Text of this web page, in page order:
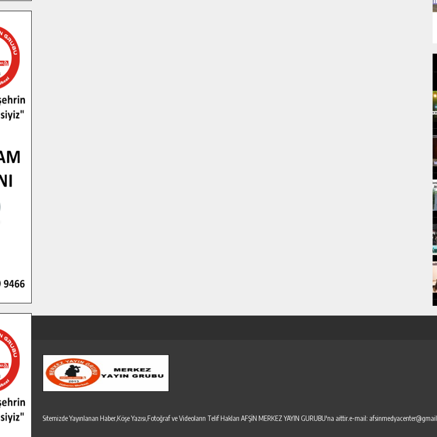
Sitemizde Yayınlanan Haber,Köşe Yazısı,Fotoğraf ve Videoların Telif Hakları AFŞİN MERKEZ YAYIN GURUBU'na aittir.e-mail: